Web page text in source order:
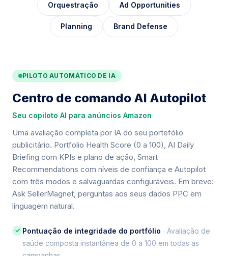
Orquestração Ad Opportunities
Planning Brand Defense
PILOTO AUTOMÁTICO DE IA
Centro de comando AI Autopilot
Seu copiloto AI para anúncios Amazon
Uma avaliação completa por IA do seu portefólio
publicitário. Portfolio Health Score (0 a 100), AI Daily
Briefing com KPIs e plano de ação, Smart
Recommendations com níveis de confiança e Autopilot
com três modos e salvaguardas configuráveis. Em breve:
Ask SellerMagnet, perguntas aos seus dados PPC em
linguagem natural.
✓ Pontuação de integridade do portfólio · Avaliação de
saúde composta instantânea de 0 a 100 em todas as